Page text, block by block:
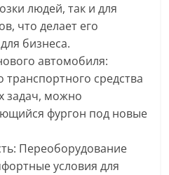
людей, так и для
что делает его
бизнеса.
автомобиля:
средства
задач, можно
фургон под новые
Переоборудование
условия для